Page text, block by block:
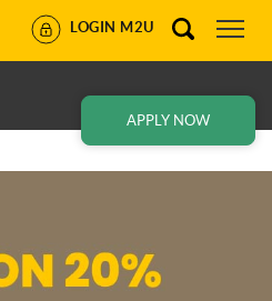
LOGIN M2U
APPLY NOW